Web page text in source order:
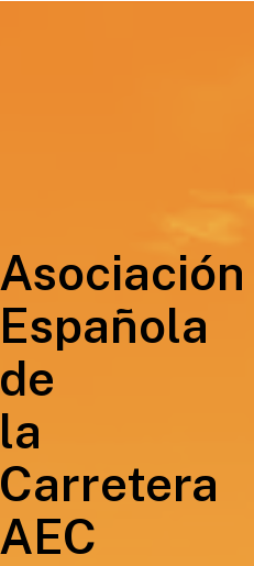
Asociación
Española
de
la
Carretera
AEC